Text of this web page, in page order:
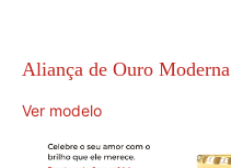
Aliança de Ouro Moderna
Ver modelo